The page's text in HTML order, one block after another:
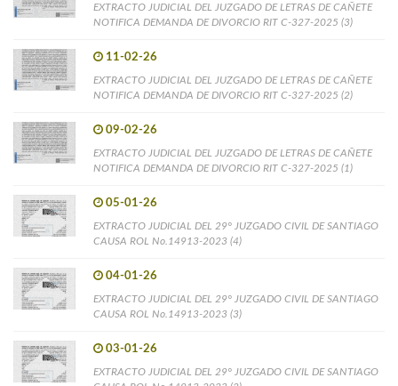
EXTRACTO JUDICIAL DEL JUZGADO DE LETRAS DE CAÑETE
NOTIFICA DEMANDA DE DIVORCIO RIT C-327-2025 (3)
11-02-26
EXTRACTO JUDICIAL DEL JUZGADO DE LETRAS DE CAÑETE
NOTIFICA DEMANDA DE DIVORCIO RIT C-327-2025 (2)
09-02-26
EXTRACTO JUDICIAL DEL JUZGADO DE LETRAS DE CAÑETE
NOTIFICA DEMANDA DE DIVORCIO RIT C-327-2025 (1)
05-01-26
EXTRACTO JUDICIAL DEL 29° JUZGADO CIVIL DE SANTIAGO
CAUSA ROL No.14913-2023 (4)
04-01-26
EXTRACTO JUDICIAL DEL 29° JUZGADO CIVIL DE SANTIAGO
CAUSA ROL No.14913-2023 (3)
03-01-26
EXTRACTO JUDICIAL DEL 29° JUZGADO CIVIL DE SANTIAGO